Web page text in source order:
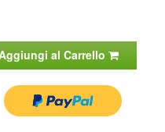
al Carrello